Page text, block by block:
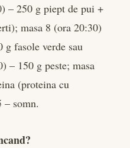
– 250 g piept de pui +
masa 8 (ora 20:30)
fasole verde sau
– 150 g peste; masa
(proteina cu
– somn.